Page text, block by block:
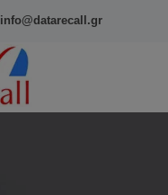
info@datarecall.gr